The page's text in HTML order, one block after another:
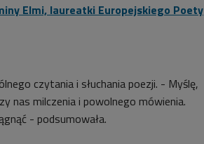
Elmi, laureatki Europejskiego Poety
czytania i słuchania poezji. - Myślę,
nas milczenia i powolnego mówienia.
- podsumowała.